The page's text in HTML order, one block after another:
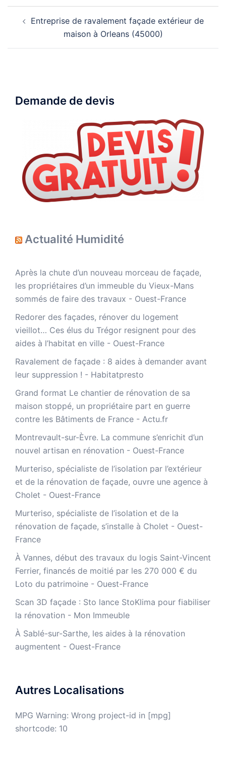
d’article
Entreprise de ravalement façade extérieur de
maison à Orleans (45000)
Demande de devis
Actualité Humidité
Après la chute d’un nouveau morceau de façade,
les propriétaires d’un immeuble du Vieux-Mans
sommés de faire des travaux - Ouest-France
Redorer des façades, rénover du logement
vieillot… Ces élus du Trégor resignent pour des
aides à l’habitat en ville - Ouest-France
Ravalement de façade : 8 aides à demander avant
leur suppression ! - Habitatpresto
Grand format Le chantier de rénovation de sa
maison stoppé, un propriétaire part en guerre
contre les Bâtiments de France - Actu.fr
Montrevault-sur-Èvre. La commune s’enrichit d’un
nouvel artisan en rénovation - Ouest-France
Murteriso, spécialiste de l’isolation par l’extérieur
et de la rénovation de façade, ouvre une agence à
Cholet - Ouest-France
Murteriso, spécialiste de l’isolation et de la
rénovation de façade, s’installe à Cholet - Ouest-
France
À Vannes, début des travaux du logis Saint-Vincent
Ferrier, financés de moitié par les 270 000 € du
Loto du patrimoine - Ouest-France
​Scan 3D façade : Sto lance StoKlima pour fiabiliser
la rénovation - Mon Immeuble
À Sablé-sur-Sarthe, les aides à la rénovation
augmentent - Ouest-France
Autres Localisations
MPG Warning: Wrong project-id in [mpg]
shortcode: 10